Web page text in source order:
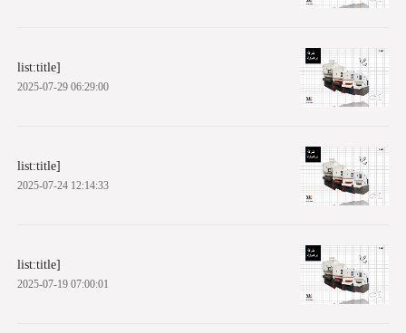
list:title]
2025-07-29 06:29:00
list:title]
2025-07-24 12:14:33
list:title]
2025-07-19 07:00:01